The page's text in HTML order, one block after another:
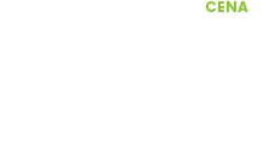
CENA